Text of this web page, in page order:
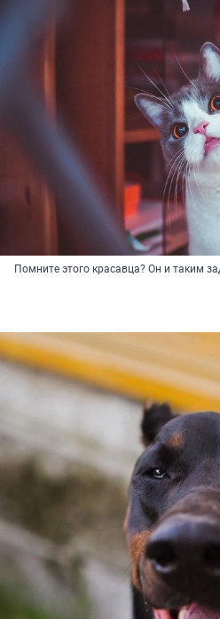
Помните этого красавца? Он и таким